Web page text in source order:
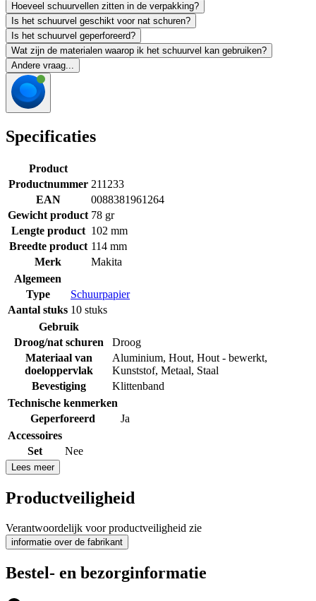
Hoeveel schuurvellen zitten in de verpakking?
Is het schuurvel geschikt voor nat schuren?
Is het schuurvel geperforeerd?
Wat zijn de materialen waarop ik het schuurvel kan gebruiken?
Andere vraag...
Specificaties
Product
Productnummer 211233
EAN
0088381961264
Gewicht product 78 gr
Lengte product 102 mm
Breedte product 114 mm
Merk
Makita
Algemeen
Type
Schuurpapier
Aantal stuks 10 stuks
Gebruik
Droog/nat schuren
Droog
Materiaal van
doeloppervlak
Aluminium, Hout, Hout - bewerkt,
Kunststof, Metaal, Staal
Bevestiging
Klittenband
Technische kenmerken
Geperforeerd
Ja
Accessoires
Set
Nee
Lees meer
Productveiligheid
Verantwoordelijk voor productveiligheid zie
informatie over de fabrikant
Bestel- en bezorginformatie